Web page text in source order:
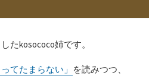
たkosococo姉です。
てたまらない」 を読みつつ、